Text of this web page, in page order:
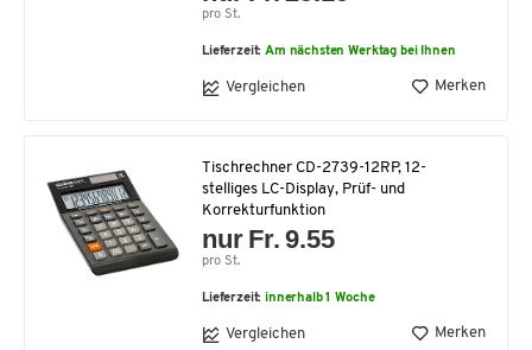
pro St.
Lieferzeit:Am nächsten Werktag bei Ihnen
Vergleichen Merken
Tischrechner CD-2739-12RP, 12-
stelliges LC-Display, Prüf- und
Korrekturfunktion
nur Fr. 9.55
pro St.
Lieferzeit:innerhalb 1 Woche
Vergleichen Merken